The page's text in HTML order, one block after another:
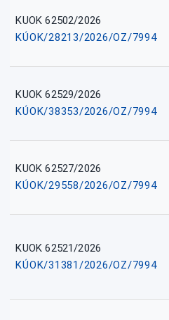
KUOK 62502/2026
KÚOK/28213/2026/OZ/7994
KUOK 62529/2026
KÚOK/38353/2026/OZ/7994
KUOK 62527/2026
KÚOK/29558/2026/OZ/7994
KUOK 62521/2026
KÚOK/31381/2026/OZ/7994